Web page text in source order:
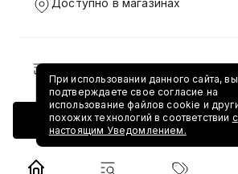
Добавить в корзину
Доступно в магазинах
Доставка и возврат
При использовании данного сайта, вы
подтверждаете свое согласие на
использование файлов cookie и
похожих технологий в соответствии с
настоящим Уведомлением.